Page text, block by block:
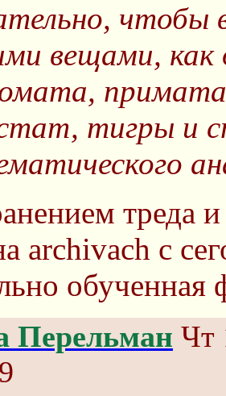
чтобы
вещами, как
тигры и
треда
archivach с
обученная
Перельман Чт